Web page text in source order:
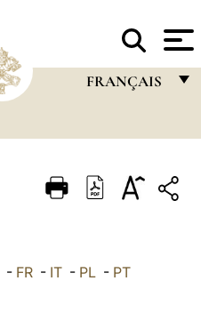
FRANÇAIS
ITALIANO
- FR - IT - PL - PT